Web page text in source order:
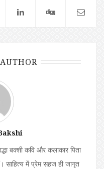
बक्शी कवि और कलाकार पिता
साहित्य में प्रेम सहज ही जागृत